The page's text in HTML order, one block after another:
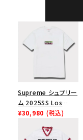
Supreme シュプリー
ム 2025SS Los
Angeles Fire Relief
イヤーリリーフボック
¥30,980 (税込)